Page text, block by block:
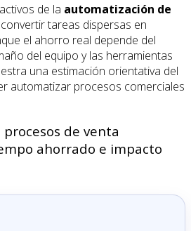
de la automatización de
tareas dispersas en
el ahorro real depende del
del equipo y las herramientas
una estimación orientativa del
automatizar procesos comerciales
de venta
ahorrado e impacto